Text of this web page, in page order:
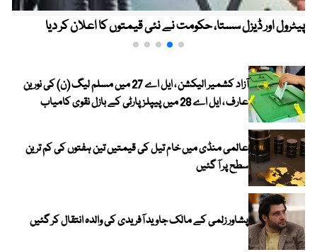
پیٹرول اور ڈیزل سستا، حکومت نے نئی قیمتوں کا اعلان کر دیا
آزاد کشمیر الیکشن ، ایل اے 27 میں مسلم لیگ (ن) کی نورین
عارف ، ایل اے 28 میں پیپلز پارٹی کے بازل نقوی کامیاب
عالمی منڈی میں خام تیل کی قیمتیں تین ہفتوں کی کم ترین
سطح پر آ گئیں
پشاور زلمی کے مالک جاوید آفریدی کی والدہ انتقال کر گئیں